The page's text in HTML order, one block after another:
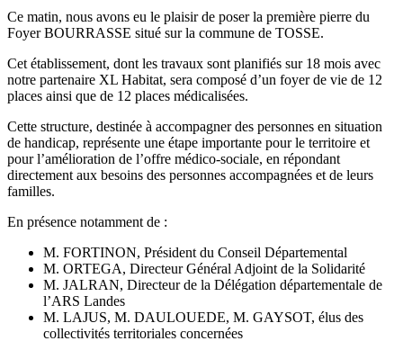
Ce matin, nous avons eu le plaisir de poser la première pierre du
Foyer BOURRASSE situé sur la commune de TOSSE.
Cet établissement, dont les travaux sont planifiés sur 18 mois avec
notre partenaire XL Habitat, sera composé d’un foyer de vie de 12
places ainsi que de 12 places médicalisées.
Cette structure, destinée à accompagner des personnes en situation
de handicap, représente une étape importante pour le territoire et
pour l’amélioration de l’offre médico-sociale, en répondant
directement aux besoins des personnes accompagnées et de leurs
familles.
En présence notamment de :
M. FORTINON, Président du Conseil Départemental
M. ORTEGA, Directeur Général Adjoint de la Solidarité
M. JALRAN, Directeur de la Délégation départementale de
l’ARS Landes
M. LAJUS, M. DAULOUEDE, M. GAYSOT, élus des
collectivités territoriales concernées